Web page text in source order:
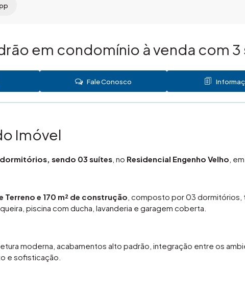
em condomínio à venda com
Fale Conosco
Imóvel
sendo 03 suítes , no Residencial Engenho Velho , em
Terreno e 170 m² de construção , composto por 03 dormitórios,
piscina com ducha, lavanderia e garagem coberta.
moderna, acabamentos alto padrão, integração entre os
e sofisticação.
à piscina proporciona um espaço ideal para lazer, convivência e